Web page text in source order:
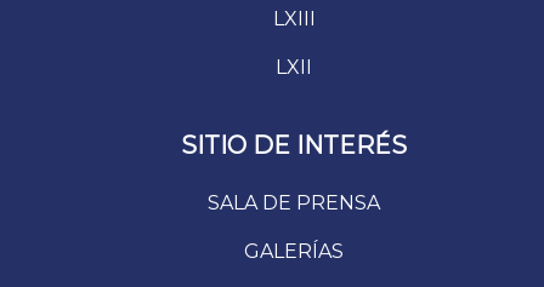
LXIII
LXII
SITIO DE INTERÉS
SALA DE PRENSA
GALERÍAS